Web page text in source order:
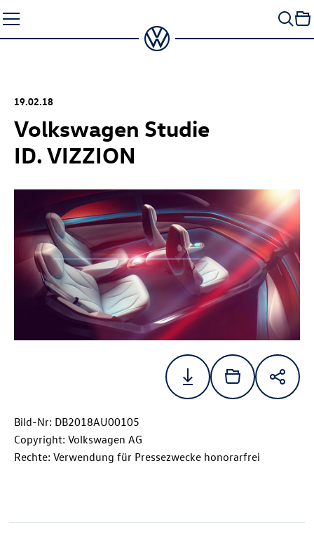
Seiteninhalt
springen
19.02.18
Volkswagen Studie
ID. VIZZION
Bild-Nr: DB2018AU00105
Copyright: Volkswagen AG
Rechte: Verwendung für Pressezwecke honorarfrei